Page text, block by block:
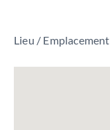
Lieu / Emplacement